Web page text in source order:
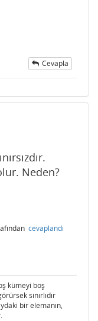
Cevapla
Neden?
cevaplandı
kümeyi boş
sınırlıdır
bir elemanın,